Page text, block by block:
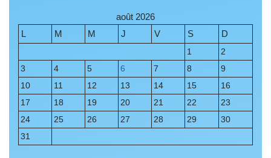
août 2026
L
M M J V S D
1
2
3
4 5 6 7 8
9
10
11 12 13 14 15
16
17
18 19 20 21 22
23
24
25 26 27 28 29
30
31